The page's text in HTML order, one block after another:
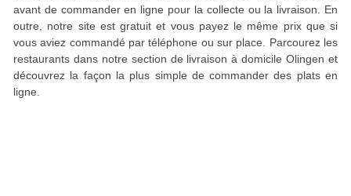
avant de commander en ligne pour la collecte ou la livraison. En
outre, notre site est gratuit et vous payez le même prix que si
vous aviez commandé par téléphone ou sur place. Parcourez les
restaurants dans notre section de livraison à domicile Olingen et
découvrez la façon la plus simple de commander des plats en
ligne.